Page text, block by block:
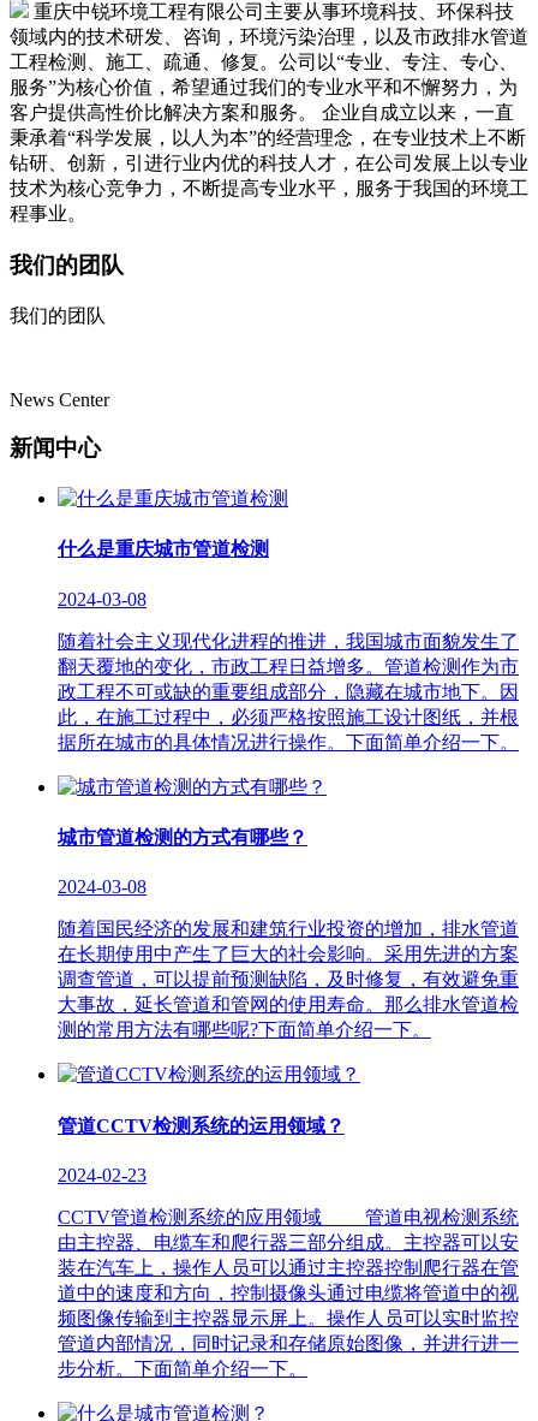
重庆中锐环境工程有限公司主要从事环境科技、环保科技
领域内的技术研发、咨询，环境污染治理，以及市政排水管道
工程检测、施工、疏通、修复。公司以“专业、专注、专心、
服务”为核心价值，希望通过我们的专业水平和不懈努力，为
客户提供高性价比解决方案和服务。 企业自成立以来，一直
秉承着“科学发展，以人为本”的经营理念，在专业技术上不断
钻研、创新，引进行业内优的科技人才，在公司发展上以专业
技术为核心竞争力，不断提高专业水平，服务于我国的环境工
程事业。
我们的团队
我们的团队
News Center
新闻中心
什么是重庆城市管道检测
2024-03-08
随着社会主义现代化进程的推进，我国城市面貌发生了
翻天覆地的变化，市政工程日益增多。管道检测作为市
政工程不可或缺的重要组成部分，隐藏在城市地下。因
此，在施工过程中，必须严格按照施工设计图纸，并根
据所在城市的具体情况进行操作。下面简单介绍一下。
城市管道检测的方式有哪些？
2024-03-08
随着国民经济的发展和建筑行业投资的增加，排水管道
在长期使用中产生了巨大的社会影响。采用先进的方案
调查管道，可以提前预测缺陷，及时修复，有效避免重
大事故，延长管道和管网的使用寿命。那么排水管道检
测的常用方法有哪些呢?下面简单介绍一下。
管道CCTV检测系统的运用领域？
2024-02-23
CCTV管道检测系统的应用领域 管道电视检测系统
由主控器、电缆车和爬行器三部分组成。主控器可以安
装在汽车上，操作人员可以通过主控器控制爬行器在管
道中的速度和方向，控制摄像头通过电缆将管道中的视
频图像传输到主控器显示屏上。操作人员可以实时监控
管道内部情况，同时记录和存储原始图像，并进行进一
步分析。下面简单介绍一下。